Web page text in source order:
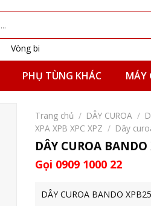
Vòng bi
PHỤ TÙNG KHÁC MÁY
Trang chủ / DÂY CUROA /
XPA XPB XPC XPZ / Dây
DÂY CUROA
Gọi 0909 1000 22
DÂY CUROA BANDO